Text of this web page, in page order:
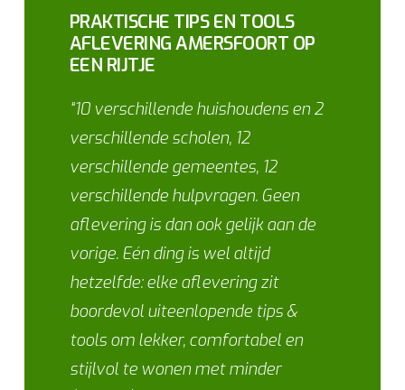
PRAKTISCHE TIPS EN TOOLS
AFLEVERING AMERSFOORT OP
EEN RIJTJE
“10 verschillende huishoudens en 2
verschillende scholen, 12
verschillende gemeentes, 12
verschillende hulpvragen. Geen
aflevering is dan ook gelijk aan de
vorige. Eén ding is wel altijd
hetzelfde: elke aflevering zit
boordevol uiteenlopende tips &
tools om lekker, comfortabel en
stijlvol te wonen met minder